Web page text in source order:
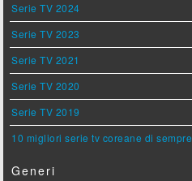
Serie TV 2024
Serie TV 2023
Serie TV 2021
Serie TV 2020
Serie TV 2019
10 migliori serie tv coreane di sempre
Generi